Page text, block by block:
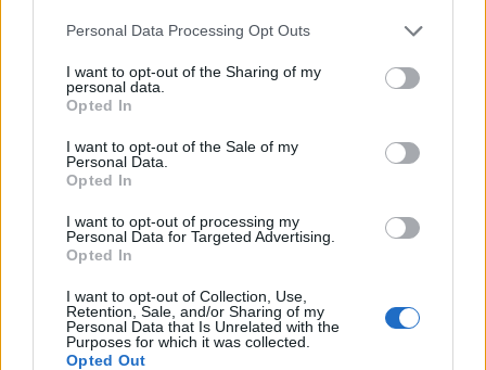
Personal Data Processing Opt Outs
I want to opt-out of the Sharing of my
personal data.
Opted In
I want to opt-out of the Sale of my
Personal Data.
Opted In
I want to opt-out of processing my
Personal Data for Targeted Advertising.
Opted In
I want to opt-out of Collection, Use,
Retention, Sale, and/or Sharing of my
Personal Data that Is Unrelated with the
Purposes for which it was collected.
Opted Out